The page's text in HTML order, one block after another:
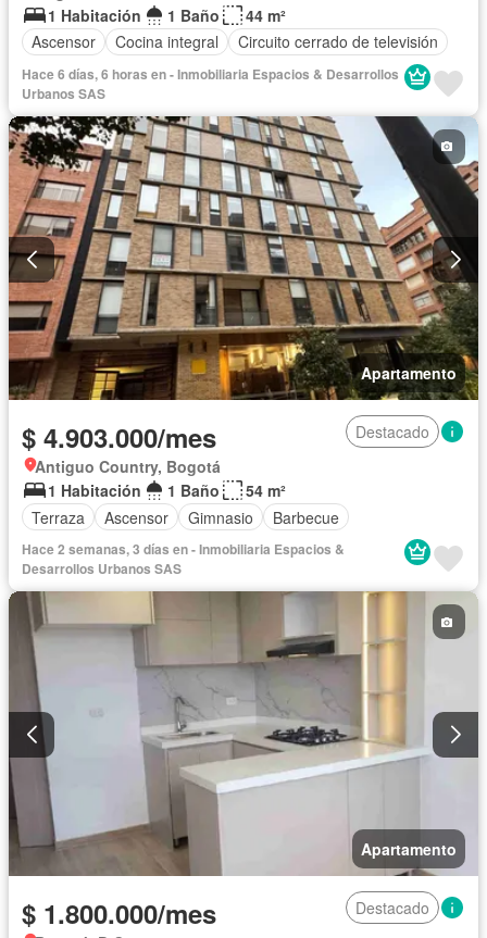
1 Habitación
1 Baño
44 m²
Ascensor
Cocina integral Circuito cerrado de televisión
Hace 6 días, 6 horas en - Inmobiliaria Espacios & Desarrollos
Urbanos SAS
Apartamento
$ 4.903.000/mes
Destacado
Antiguo Country, Bogotá
1 Habitación
1 Baño
54 m²
Terraza
Ascensor Gimnasio Barbecue
Hace 2 semanas, 3 días en - Inmobiliaria Espacios &
Desarrollos Urbanos SAS
Apartamento
$ 1.800.000/mes
Destacado